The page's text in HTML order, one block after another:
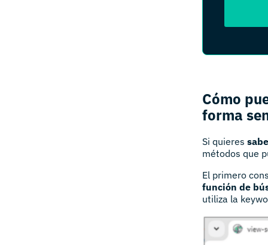
Cómo
forma
Si quieres
métodos que
El primero
función de
utiliza la